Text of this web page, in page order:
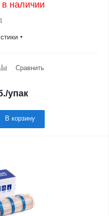
в наличии
Сравнить
/упак
В корзину